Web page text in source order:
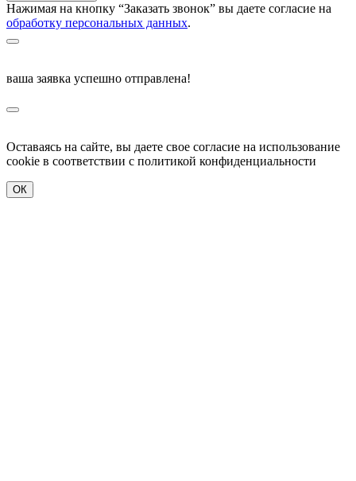
Нажимая на кнопку “Заказать звонок” вы даете согласие на
обработку персональных данных.
ваша заявка успешно отправлена!
Оставаясь на сайте, вы даете свое согласие на использование
cookie в соответствии c политикой конфиденциальности
ОК